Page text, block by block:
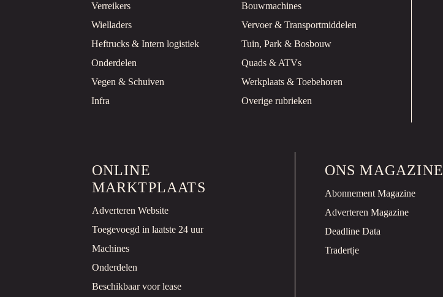
Verreikers
Bouwmachines
Wielladers
Vervoer & Transportmiddelen
Heftrucks & Intern logistiek
Tuin, Park & Bosbouw
Onderdelen
Quads & ATVs
Vegen & Schuiven
Werkplaats & Toebehoren
Infra
Overige rubrieken
ONLINE
MARKTPLAATS
Adverteren Website
Toegevoegd in laatste 24 uur
Machines
Onderdelen
Beschikbaar voor lease
ONS MAGAZINE
Abonnement Magazine
Adverteren Magazine
Deadline Data
Tradertje